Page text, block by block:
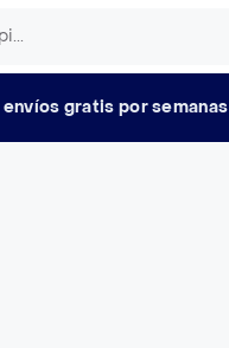
envíos gratis por semanas